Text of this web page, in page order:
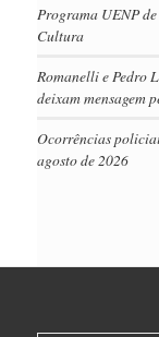
Programa UENP
Cultura
Romanelli e Pedro
deixam mensagem
Ocorrências
agosto de 2026